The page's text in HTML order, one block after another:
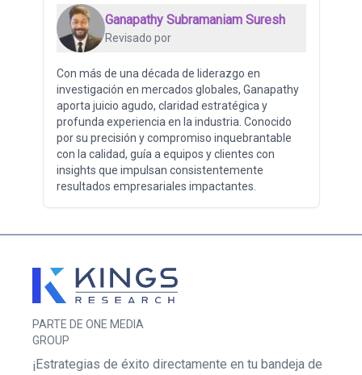
Ganapathy Subramaniam Suresh
Revisado por
Con más de una década de liderazgo en
investigación en mercados globales, Ganapathy
aporta juicio agudo, claridad estratégica y
profunda experiencia en la industria. Conocido
por su precisión y compromiso inquebrantable
con la calidad, guía a equipos y clientes con
insights que impulsan consistentemente
resultados empresariales impactantes.
PARTE DE ONE MEDIA
GROUP
¡Estrategias de éxito directamente en tu bandeja de